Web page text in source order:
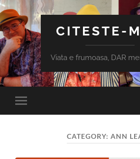
CITESTE-
Viata e frumoasa, DAR
Toggle
mobile
CATEGORY: ANN